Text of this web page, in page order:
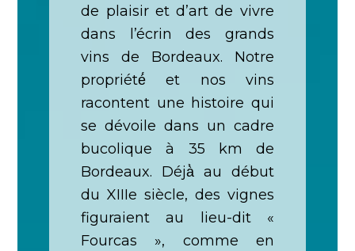
de plaisir et d’art de vivre
dans l’écrin des grands
vins de Bordeaux. Notre
propriété́ et nos vins
racontent une histoire qui
se dévoile dans un cadre
bucolique à 35 km de
Bordeaux. Déjà̀ au début
du XIIIe siècle, des vignes
figuraient au lieu-dit «
Fourcas », comme en